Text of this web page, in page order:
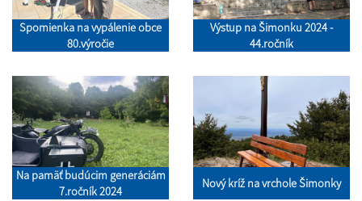
Spomienka na vypálenie obce
80.výročie
Výstup na Šimonku 2024 -
44.ročník
Na pamäť budúcim generáciám
7.ročník 2024
Nový kríž na vrchole Šimonky